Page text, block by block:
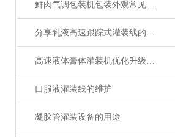
鲜肉气调包装机包装外观常见问题与处理方法
分享乳液高速跟踪式灌装线的维护方法
高速液体膏体灌装机优化升级，打造高效灌装生产线！
口服液灌装线的维护
凝胶管灌装设备的用途